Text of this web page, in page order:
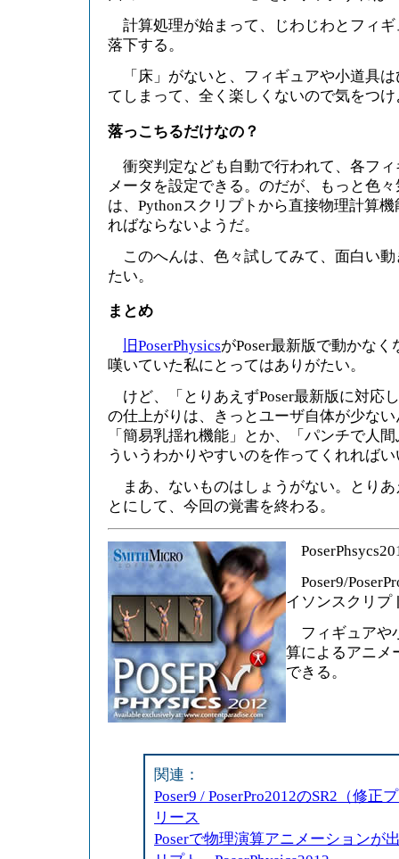
計算処理が始まって、じわじわとフィ
落下する。
「床」がないと、フィギュアや小道具
てしまって、全く楽しくないので気をつ
落っこちるだけなの？
衝突判定なども自動で行われて、各フ
メータを設定できる。のだが、もっと色
は、Pythonスクリプトから直接物理計算
ればならないようだ。
このへんは、色々試してみて、面白い
たい。
まとめ
旧PoserPhysicsがPoser最新版で動かな
嘆いていた私にとってはありがたい。
けど、「とりあえずPoser最新版に対応
の仕上がりは、きっとユーザ自体が少な
「簡易乳揺れ機能」とか、「パンチで人
ういうわかりやすいのを作ってくれれば
まあ、ないものはしょうがない。とり
とにして、今回の覚書を終わる。
Poser9/
イソンスクリプ
フィギュアや
算によるアニメ
できる。
関連：
Poser9 / PoserPro2012のSR2（修
リース
Poserで物理演算アニメーションが